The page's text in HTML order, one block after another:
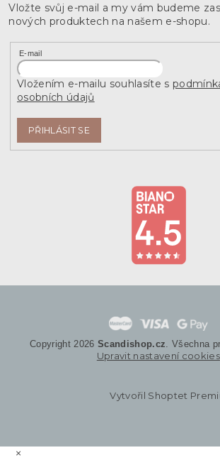
Vložte svůj e-mail a my vám budeme
nových produktech na našem e-shopu.
E-mail
Vložením e-mailu souhlasíte s
osobních údajů
PŘIHLÁSIT SE
Vytvořil Shoptet
Copyright 2026 Scandishop.cz. Všechna
Upravit nastavení cookies
×